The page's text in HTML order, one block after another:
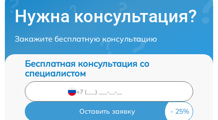
Нужна консультация?
Закажите бесплатную консультацию
Бесплатная консультация со
специалистом
Оставить заявку